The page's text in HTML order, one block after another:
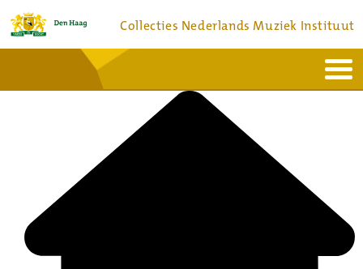
Collecties Nederlands Muziek Instituut
Bronnen en collecties